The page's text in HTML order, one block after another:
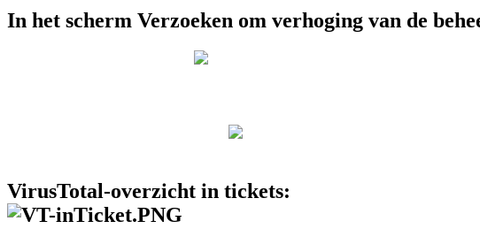
In het scherm Verzoeken om verhoging van de
VirusTotal-overzicht in tickets: